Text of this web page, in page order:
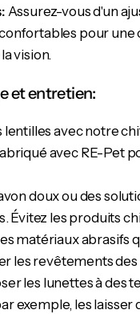
Assurez-vous d'un
pour une
vision.
et entretien:
lentilles avec notre
avec RE-Pet
doux ou des
Évitez les produits
matériaux abrasifs
les revêtements des
les lunettes à des
exemple, les laisser